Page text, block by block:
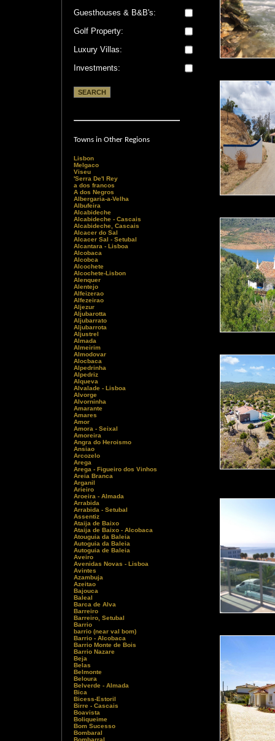
Guesthouses & B&B's:
Golf Property:
Luxury Villas:
Investments:
Towns in Other Regions
Lisbon
Melgaco
Viseu
'Serra De'l Rey
a dos francos
A dos Negros
Albergaria-a-Velha
Albufeira
Alcabideche
Alcabideche - Cascais
Alcabideche, Cascais
Alcacer do Sal
Alcacer Sal - Setubal
Alcantara - Lisboa
Alcobaca
Alcobca
Alcochete
Alcochete-Lisbon
Alenquer
Alentejo
Alfeizerao
Alfezeirao
Aljezur
Aljubarotta
Aljubarrato
Aljubarrota
Aljustrel
Almada
Almeirim
Almodovar
Alocbaca
Alpedrinha
Alpedriz
Alqueva
Alvalade - Lisboa
Alvorge
Alvorninha
Amarante
Amares
Amor
Amora - Seixal
Amoreira
Angra do Heroismo
Ansiao
Arcozelo
Arega
Arega - Figueiro dos Vinhos
Areia Branca
Arganil
Arieiro
Aroeira - Almada
Arrabida
Arrabida - Setubal
Assentiz
Ataija de Baixo
Ataija de Baixo - Alcobaca
Atouguia da Baleia
Autoguia da Baleia
Autoguia de Baleia
Aveiro
Avenidas Novas - Lisboa
Avintes
Azambuja
Azeitao
Bajouca
Baleal
Barca de Alva
Barreiro
Barreiro, Setubal
Barrio
barrio (near val bom)
Barrio - Alcobaca
Barrio Monte de Bois
Barrio Nazare
Beja
Belas
Belmonte
Beloura
Belverde - Almada
Bica
Bicess-Estoril
Birre - Cascais
Boavista
Boliqueime
Bom Sucesso
Bombaral
Bombarral